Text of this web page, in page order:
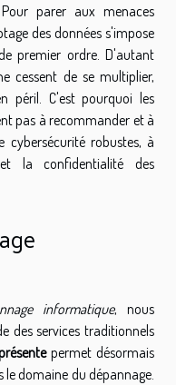
parer aux menaces
des données s'impose
premier ordre. D'autant
cessent de se multiplier,
péril. C'est pourquoi les
pas à recommander et à
robustes, à
la confidentialité des
informatique, nous
des services traditionnels
permet désormais
domaine du dépannage.